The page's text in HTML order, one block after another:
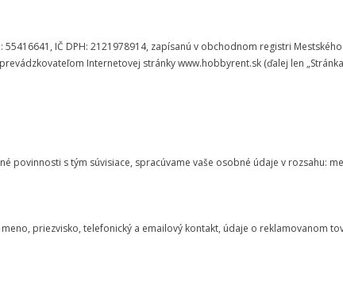
IČ DPH: 2121978914, zapísanú v obchodnom registri
Internetovej stránky www.hobbyrent.sk (ďalej len
povinnosti s tým súvisiace, spracúvame vaše osobné údaje v rozsahu:
priezvisko, telefonický a emailový kontakt, údaje o reklamovanom